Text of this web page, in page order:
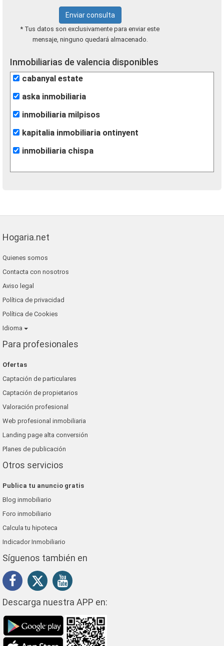
Enviar consulta
* Tus datos son exclusivamente para enviar este
mensaje, ninguno quedará almacenado.
Inmobiliarias de valencia disponibles
cabanyal estate
aska inmobiliaria
inmobiliaria milpisos
kapitalia inmobiliaria ontinyent
inmobiliaria chispa
Hogaria.net
Quienes somos
Contacta con nosotros
Aviso legal
Política de privacidad
Política de Cookies
Idioma
Para profesionales
Ofertas
Captación de particulares
Captación de propietarios
Valoración profesional
Web profesional inmobiliaria
Landing page alta conversión
Planes de publicación
Otros servicios
Publica tu anuncio gratis
Blog inmobiliario
Foro inmobiliario
Calcula tu hipoteca
Indicador Inmobiliario
Síguenos también en
Descarga nuestra APP en: